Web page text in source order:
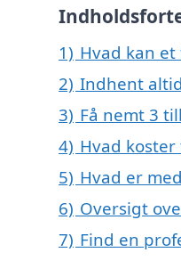
1) Hvad kan
2) Indhent
3) Få nemt 3
4) Hvad
5) Hvad er
6) Oversigt
7) Find en